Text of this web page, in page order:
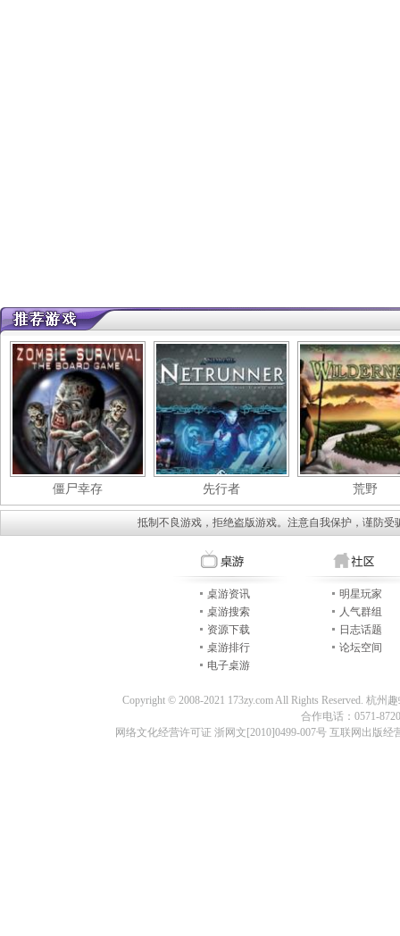
僵尸幸存 先行者 荒野
抵制不良游戏，拒绝盗版游戏。注意自我保护，谨防
桌游资讯
桌游搜索
资源下载
桌游排行
电子桌游
明星玩家
人气群组
日志话题
论坛空间
Copyright © 2008-2021 173zy.com All Rights Reserved. 杭
合作电话：0571-
网络文化经营许可证 浙网文[2010]0499-007号 互联网出版